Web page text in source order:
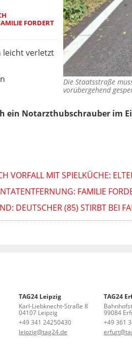
Die Staatsstraße
vorübergehend
FORDERT
leicht verletzt
ein Notarzthubschrauber im
VORFALL MIT SPIELKÜCHE:
FAMILIE
DEUTSCHER (85) STIRBT BEI
TAG24 Leipzig
Karl-Liebknecht-Straße 8
04107 Leipzig
+49 341 24250430
leipzig@tag24.de
TAG24
99084
+49 361